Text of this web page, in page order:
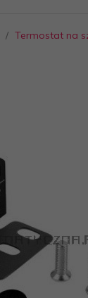
Termostat na